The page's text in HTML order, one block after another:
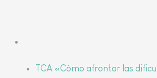
TCA «Cómo afrontar las